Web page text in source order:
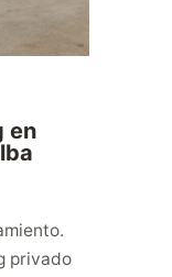
en
privado